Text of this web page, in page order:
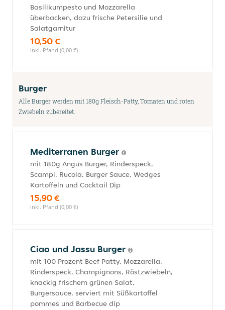
Basilikumpesto und Mozzarella
überbacken, dazu frische Petersilie und
Salatgarnitur
10,50 €
inkl. Pfand (0,00 €)
Burger
Alle Burger werden mit 180g Fleisch-Patty, Tomaten und roten
Zwiebeln zubereitet.
Mediterranen Burger
mit 180g Angus Burger, Rinderspeck,
Scampi, Rucola, Burger Sauce, Wedges
Kartoffeln und Cocktail Dip
15,90 €
inkl. Pfand (0,00 €)
Ciao und Jassu Burger
mit 100 Prozent Beef Patty, Mozzarella,
Rinderspeck, Champignons, Röstzwiebeln,
knackig frischem grünen Salat,
Burgersauce, serviert mit Süßkartoffel
pommes und Barbecue dip